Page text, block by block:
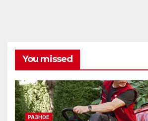
You missed
РАЗНОЕ